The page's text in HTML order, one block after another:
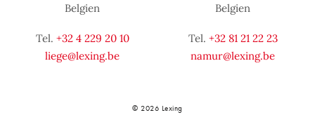
Belgien
Tel. +32 4 229 20 10
liege@lexing.be
Belgien
Tel. +32 81 21 22 23
namur@lexing.be
© 2026 Lexing